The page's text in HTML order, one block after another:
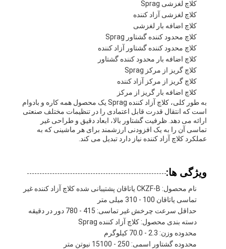
کلاچ لغزشی Sprag
کلاچ لغزشی آزاد کننده
کلاچ اضافه بار لغزشی
کلاچ محدود کننده گشتاور Sprag
کلاچ محدود کننده گشتاور آزاد کننده
کلاچ اضافه بار محدود کننده گشتاور
کلاچ گریز از مرکز Sprag
کلاچ گریز از مرکز آزاد کننده
کلاچ اضافه بار گریز از مرکز
به طور کلی، کلاچ آزاد کننده Sprag یک محصول همه کاره و بادوام
است که انتقال قدرت قابل اعتمادی را در تنظیمات مختلف صنعتی
ارائه می دهد. ظرفیت گشتاور بالا، ابعاد دقیق و طراحی غیر
تماسی آن را به یک افزودنی ارزشمند برای هر ماشینی که به
عملکرد کلاچ آزاد کننده نیاز دارد تبدیل می کند.
ویژگی ها:
نام محصول: CKZF-B یاتاقان پشتیبانی شده کلاچ آزاد کننده غیر
تماسی یاتاقان 100 - 310 میلی متر
حداقل سرعت چرخش غیر تماسی: 415 - 780 دور در دقیقه
دسته بندی محصول: کلاچ آزاد کننده Sprag
محدوده وزن: 2.3 - 70.0 کیلوگرم
محدوده گشتاور اسمی: 250 - 15100 نیوتن متر